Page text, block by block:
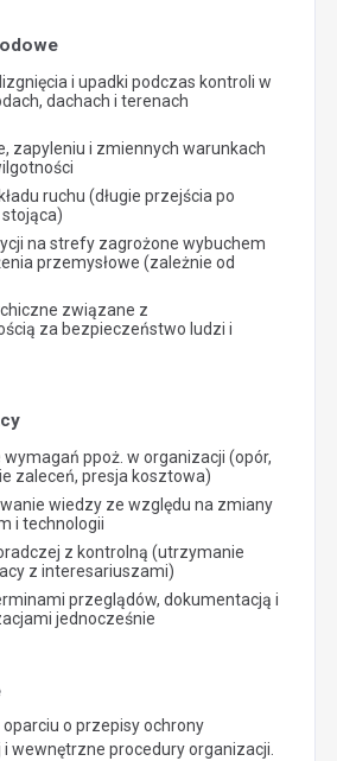
i upadki podczas kontroli w
dachach i terenach
zapyleniu i zmiennych warunkach
ruchu (długie przejścia po
na strefy zagrożone wybuchem
przemysłowe (zależnie od
związane z
za bezpieczeństwo ludzi i
ppoż. w organizacji (opór,
zaleceń, presja kosztowa)
wiedzy ze względu na zmiany
i technologii
z kontrolną (utrzymanie
z interesariuszami)
przeglądów, dokumentacją i
jednocześnie
oparciu o przepisy ochrony
wewnętrzne procedury organizacji.